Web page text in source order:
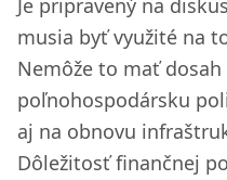
Je pripravený na
musia byť využité na
Nemôže to mať
poľnohospodársku
aj na obnovu
Dôležitosť finančnej